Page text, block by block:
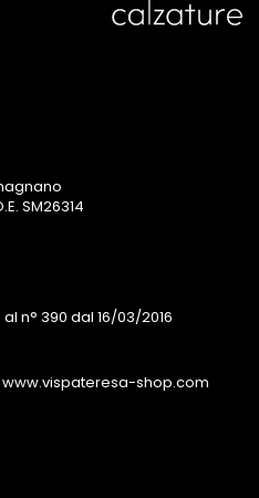
SM26314
n° 390 dal 16/03/2016
shop.com